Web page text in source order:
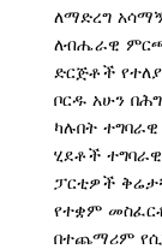
ለማድረግ
ለብሔራዊ ምርጫ
ድርጅቶች
ቦርዱ አሁን
ካሉበት
ሂደቶች
ፓርቲዎች
የተቋም
በተጨማሪም